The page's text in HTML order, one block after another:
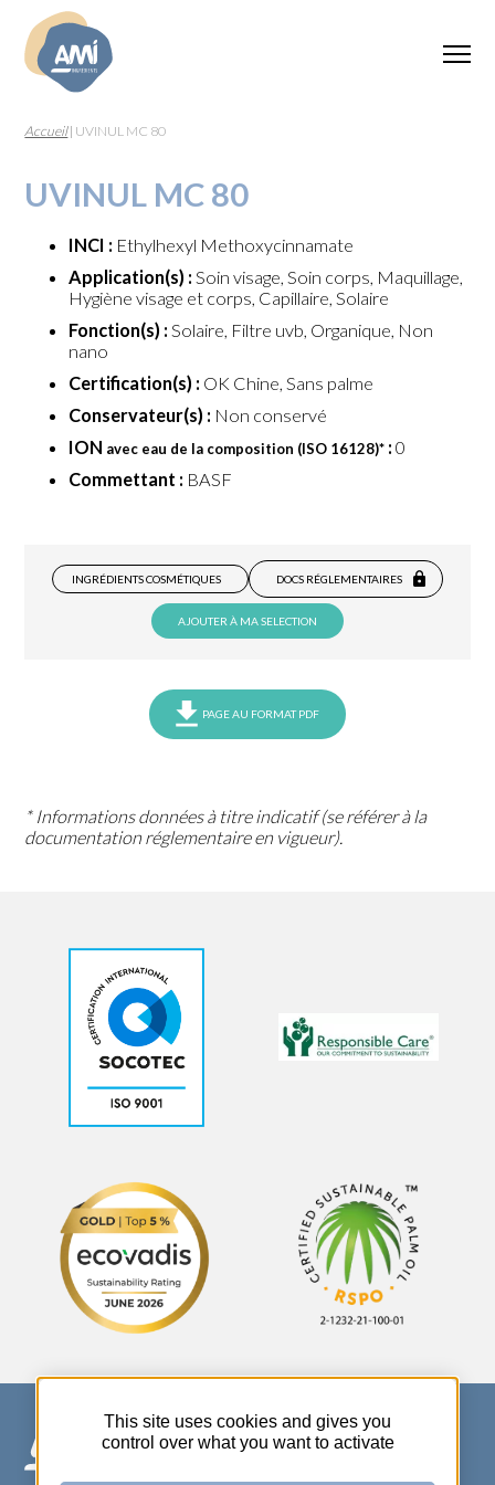
Accueil| UVINUL MC 80
UVINUL MC 80
INCI : Ethylhexyl Methoxycinnamate
Application(s) : Soin visage, Soin corps, Maquillage,
Hygiène visage et corps, Capillaire, Solaire
Fonction(s) : Solaire, Filtre uvb, Organique, Non
nano
Certification(s) : OK Chine, Sans palme
Conservateur(s) : Non conservé
ION avec eau de la composition (ISO 16128)* : 0
Commettant : BASF
INGRÉDIENTS COSMÉTIQUES DOCS RÉGLEMENTAIRES
AJOUTER À MA SELECTION
PAGE AU FORMAT PDF
* Informations données à titre indicatif (se référer à la
documentation réglementaire en vigueur).
This site uses cookies and gives you
control over what you want to activate